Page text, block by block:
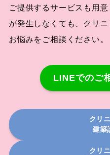
ご提供するサービスも用
が発生しなくても、クリ
お悩みをご相談ください。
LINEでのご
クリ
建築
クリ